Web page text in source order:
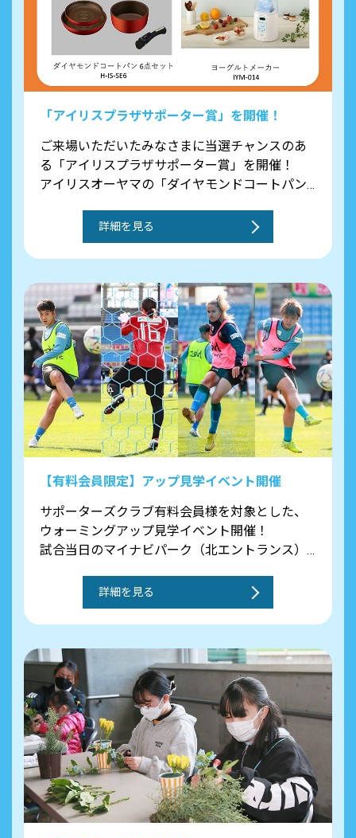
「アイリスプラザサポーター賞」を開催！
ご来場いただいたみなさまに当選チャンスのあ
る「アイリスプラザサポーター賞」を開催！
アイリスオーヤマの「ダイヤモンドコートパン
1名様にプレゼントいたします！
＜時間＞ 12:40頃のスタジアム内大型ビジョンに
ご注目ください！
詳細を見る
【有料会員限定】アップ見学イベント開催
サポーターズクラブ有料会員様を対象とした、
ウォーミングアップ見学イベント開催！
試合当日のマイナビパーク（北エントランス）
ス」にて先着20名様を対象に整理券をお配りい
たします。
ぜひこの機会に選手たちのプレーをピッチレベ
ルでご体感ください！
※1会員様1枚の整理券配布となり、枚数に達し
次第終了となります。
※会員証のご提示を引換え時にお願いしており
ます。
※集合場所等の詳細は、ブースにてご案内いた
します。
詳細を見る